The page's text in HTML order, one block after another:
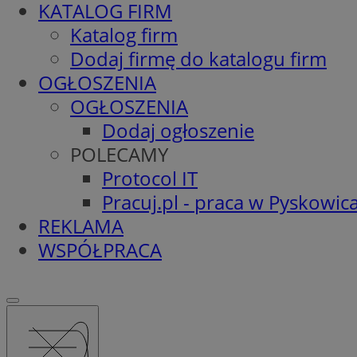
KATALOG FIRM
Katalog firm
Dodaj firmę do katalogu firm
OGŁOSZENIA
OGŁOSZENIA
Dodaj ogłoszenie
POLECAMY
Protocol IT
Pracuj.pl - praca w
REKLAMA
WSPÓŁPRACA